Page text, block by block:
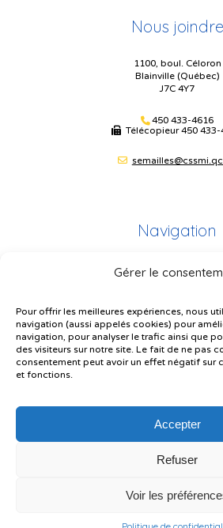
Gérer le
Pour offrir les meilleures expériences, nous
navigation (aussi appelés cookies) pour
navigation, pour analyser le trafic ainsi que
des visiteurs sur notre site. Le fait de ne pas
consentement peut avoir un effet négatif sur
et fonctions.
Accepter
Refuser
Voir les
Nous joindre
1100, boul. Céloron
Blainville (Québec)
J7C 4Y7
450 433-4616
Télécopieur450 433-
Navigation
Plan du site
Plainte – service à
Politique de
Le CSSMI autorise certaines intelligences
pourraient avoir été utilisés pour soutenir la